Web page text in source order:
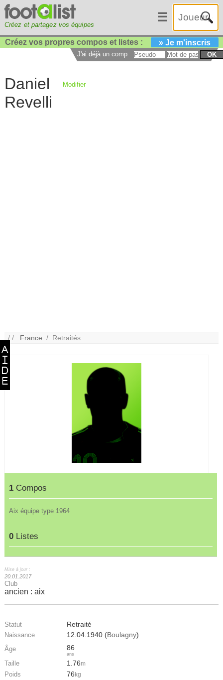
Créez et partagez vos équipes
☰
Créez vos propres compos et listes : » Je m'inscris
J'ai déjà un compte : OK
Daniel
Revelli
Modifier
/ / France / Retraités
1 Compos
Aix équipe type 1964
0 Listes
Mise à jour :
20.01.2017
Club
ancien : aix
Statut Retraité
Naissance 12.04.1940 (Boulagny)
Âge 86
ans
Taille 1.76m
Poids 76 kg